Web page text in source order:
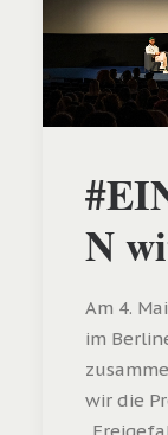
N
Am 4.
im
wir die